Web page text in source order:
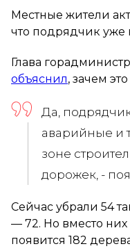
Местные жители
что подрядчик уже
Глава
объяснил, зачем
Да,
аварийные и
зоне
дорожек, -
Сейчас убрали 54
— 72. Но вместо
появится 182